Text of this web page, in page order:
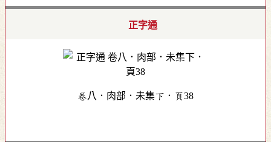
正字通
卷八．肉部．未集下．頁38